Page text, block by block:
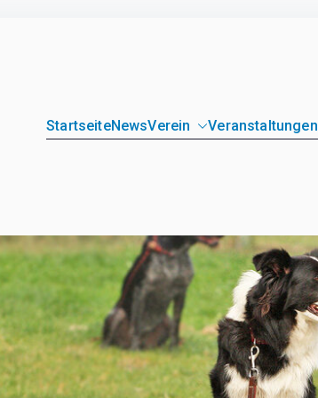
Loitz e.V.
StartseiteNewsVerein Veranstaltungen